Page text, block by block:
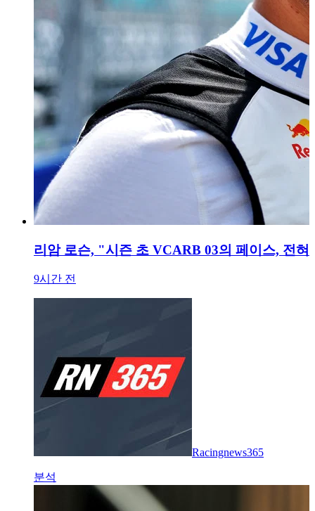
리암 로슨, "시즌 초 VCARB 03의 페이스, 전
9시간 전
Racingnews365
분석